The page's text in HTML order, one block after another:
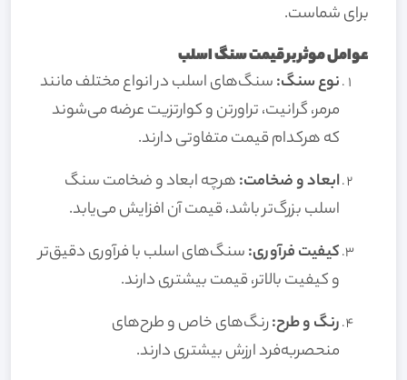
برای شماست.
عوامل موثر بر قیمت سنگ اسلب
نوع سنگ:سنگ‌های اسلب در انواع مختلف مانند
مرمر، گرانیت، تراورتن و کوارتزیت عرضه می‌شوند
که هرکدام قیمت متفاوتی دارند.
ابعاد و ضخامت:هرچه ابعاد و ضخامت سنگ
اسلب بزرگ‌تر باشد، قیمت آن افزایش می‌یابد.
کیفیت فرآوری:سنگ‌های اسلب با فرآوری دقیق‌تر
و کیفیت بالاتر، قیمت بیشتری دارند.
رنگ و طرح:رنگ‌های خاص و طرح‌های
منحصر‌به‌فرد ارزش بیشتری دارند.